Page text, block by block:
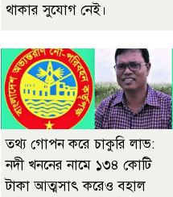
থাকার সুযোগ নেই।
তথ্য গোপন করে চাকুরি লাভ:
নদী খননের নামে ১৩৪ কোটি
টাকা আত্মসাৎ করেও বহাল